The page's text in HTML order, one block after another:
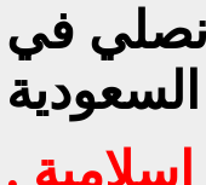
نصلي في
.